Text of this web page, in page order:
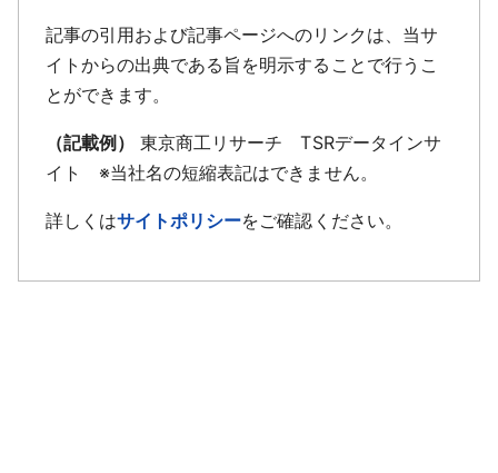
記事の引用および記事ページへのリンクは、当サ
イトからの出典である旨を明示することで行うこ
とができます。
（記載例）
東京商工リサーチ TSRデータインサ
イト ※当社名の短縮表記はできません。
詳しくはサイトポリシーをご確認ください。